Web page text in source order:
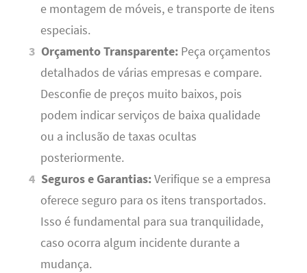
e montagem de móveis, e transporte de itens
especiais.
Orçamento Transparente: Peça orçamentos
detalhados de várias empresas e compare.
Desconfie de preços muito baixos, pois
podem indicar serviços de baixa qualidade
ou a inclusão de taxas ocultas
posteriormente.
Seguros e Garantias:Verifique se a empresa
oferece seguro para os itens transportados.
Isso é fundamental para sua tranquilidade,
caso ocorra algum incidente durante a
mudança.